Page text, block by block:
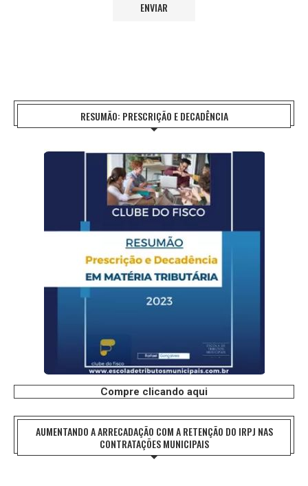
RESUMÃO: PRESCRIÇÃO E DECADÊNCIA
Compre clicando aqui
AUMENTANDO A ARRECADAÇÃO COM A RETENÇÃO DO IRPJ NAS
CONTRATAÇÕES MUNICIPAIS